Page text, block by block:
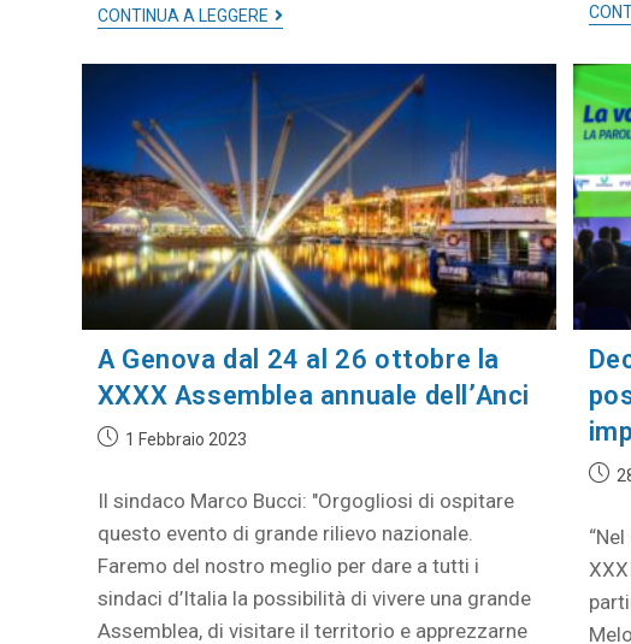
CONTINUA A LEGGERE
A Genova dal 24 al 26 ottobre la
XXXX Assemblea annuale dell’Anci
1 Febbraio 2023
Il sindaco Marco Bucci: "Orgogliosi di ospitare
questo evento di grande rilievo nazionale.
Faremo del nostro meglio per dare a tutti i
sindaci d’Italia la possibilità di vivere una grande
Assemblea, di visitare il territorio e apprezzarne